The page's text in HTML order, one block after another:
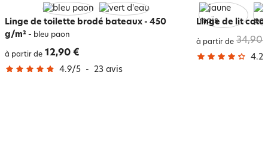
Linge de toilette brodé bateaux - 450
g/m² - bleu paon
à partir de 12,90 €
4.9/5 - 23 avis
Linge de lit
à partir de 34,90
4.2